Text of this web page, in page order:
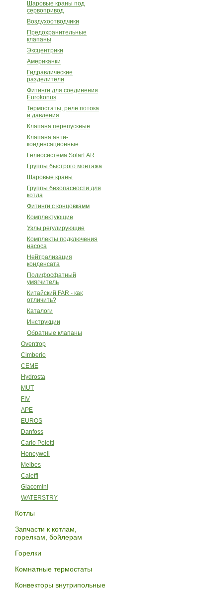
Шаровые краны под
сервопривод
Воздухоотводчики
Предохранительные
клапаны
Эксцентрики
Американки
Гидравлические
разделители
Фитинги для соединения
Eurokonus
Термостаты, реле потока
и давления
Клапана перепускные
Клапана анти-
конденсационные
Гелиосистема SolarFAR
Группы быстрого монтажа
Шаровые краны
Группы безопасности для
котла
Фитинги с концовкамм
Комплектующие
Узлы регулирующие
Комплекты подключения
насоса
Нейтрализация
конденсата
Полифосфатный
умягчитель
Китайский FAR - как
отличить?
Каталоги
Инструкции
Обратные клапаны
Oventrop
Cimberio
CEME
Hydrosta
MUT
FIV
APE
EUROS
Danfoss
Carlo Poletti
Honeywell
Meibes
Caleffi
Giacomini
WATERSTRY
Котлы
Запчасти к котлам,
горелкам, бойлерам
Горелки
Комнатные термостаты
Конвекторы внутрипольные